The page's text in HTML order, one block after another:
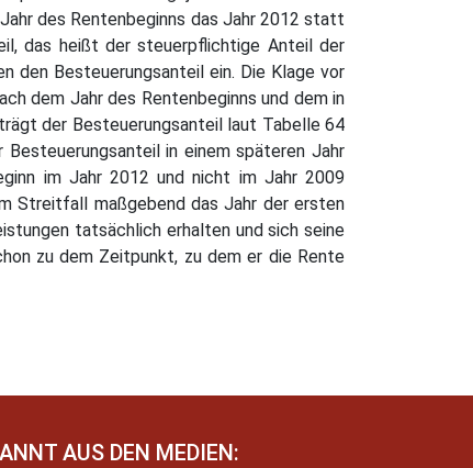
des Rentenbeginns das Jahr 2012 statt
das heißt der steuerpflichtige Anteil der
den Besteuerungsanteil ein. Die Klage vor
dem Jahr des Rentenbeginns und dem in
der Besteuerungsanteil laut Tabelle 64
in einem späteren Jahr
im Jahr 2012 und nicht im Jahr 2009
Streitfall maßgebend das Jahr der ersten
tatsächlich erhalten und sich seine
zu dem Zeitpunkt, zu dem er die Rente
AUS DEN MEDIEN: